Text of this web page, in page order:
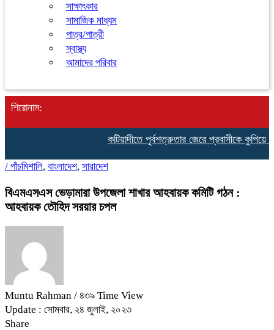
সাক্ষাৎকার
সামাজিক মাধ্যম
পাত্র/পাত্রী
স্বাস্থ্য
আমাদের পরিবার
শিরোনাম:
কটিয়াদীতে পূর্বশত্রুতার জেরে প্রবাসীকে কুপিয়ে
/ পাঁচমিশালি, বাংলাদেশ, সারাদেশ
বিএমএসএস ভেড়ামারা উপজেলা শাখার আহবায়ক কমিটি গঠন :
আহবায়ক তৌহিদ সরয়ার চপল
Muntu Rahman / ৪৩৯ Time View
Update : সোমবার, ২৪ জুলাই, ২০২৩
Share